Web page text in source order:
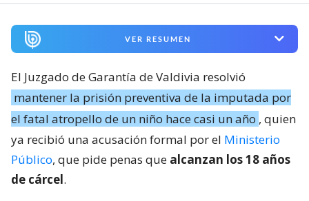
VER RESUMEN
El Juzgado de Garantía de Valdivia resolvió
mantener la prisión preventiva de la imputada por
el fatal atropello de un niño hace casi un año , quien
ya recibió una acusación formal por el Ministerio
Público, que pide penas que alcanzan los 18 años
de cárcel.